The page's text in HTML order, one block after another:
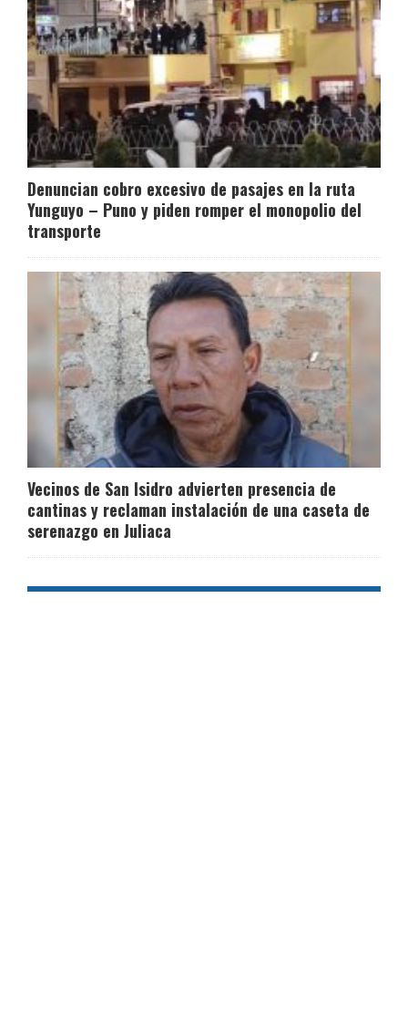
Denuncian cobro excesivo de pasajes en la ruta
Yunguyo – Puno y piden romper el monopolio del
transporte
Vecinos de San Isidro advierten presencia de
cantinas y reclaman instalación de una caseta de
serenazgo en Juliaca